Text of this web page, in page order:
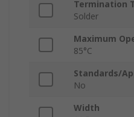
Termination
Solder
Maximum
85°C
Standards/
No
Width